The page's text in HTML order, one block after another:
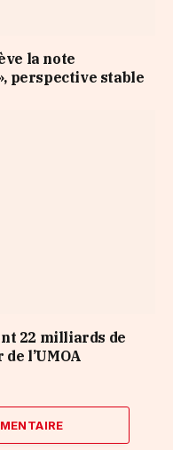
la note
perspective stable
22 milliards de
l’UMOA